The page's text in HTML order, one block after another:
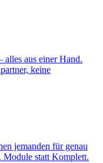
aus einer Hand.
keine
jemanden für genau
statt Komplett.